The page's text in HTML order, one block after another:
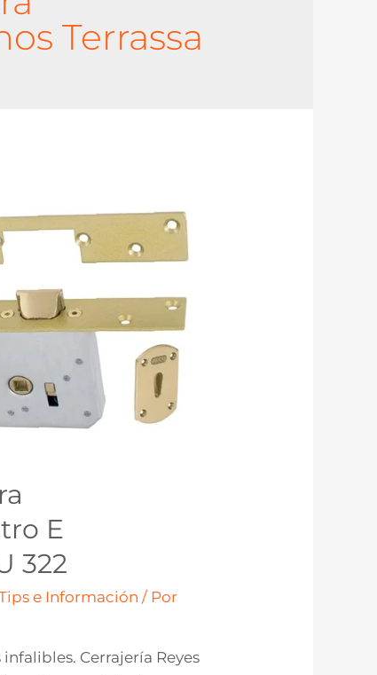
Terrassa
E
322
e Información / Por
Cerrajería Reyes